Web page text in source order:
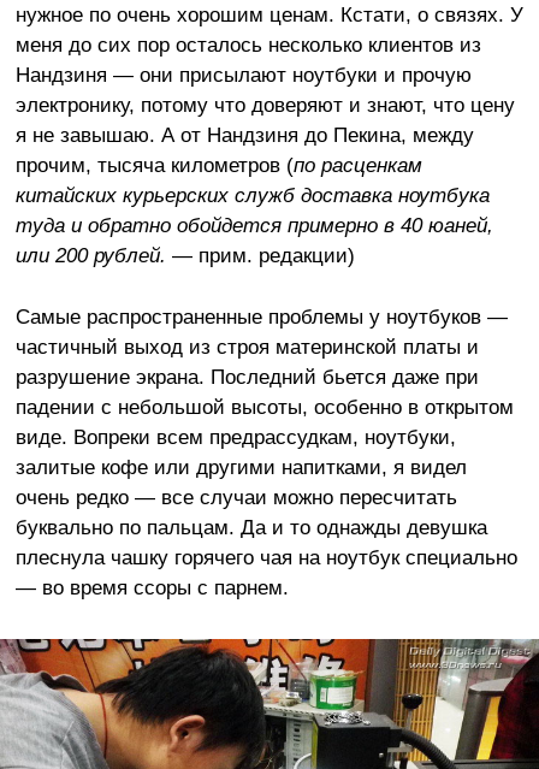
нужное по очень хорошим ценам. Кстати, о связях. У
меня до сих пор осталось несколько клиентов из
Нандзиня — они присылают ноутбуки и прочую
электронику, потому что доверяют и знают, что цену
я не завышаю. А от Нандзиня до Пекина, между
прочим, тысяча километров (по расценкам
китайских курьерских служб доставка ноутбука
туда и обратно обойдется примерно в 40 юаней,
или 200 рублей. — прим. редакции)
Самые распространенные проблемы у ноутбуков —
частичный выход из строя материнской платы и
разрушение экрана. Последний бьется даже при
падении с небольшой высоты, особенно в открытом
виде. Вопреки всем предрассудкам, ноутбуки,
залитые кофе или другими напитками, я видел
очень редко — все случаи можно пересчитать
буквально по пальцам. Да и то однажды девушка
плеснула чашку горячего чая на ноутбук специально
— во время ссоры с парнем.